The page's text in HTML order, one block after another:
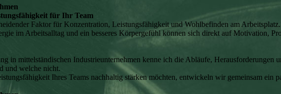
für Ihr Team
Faktor für Konzentration, Leistungsfähigkeit und Wohlbefinden am Arbeitsplatz.
im Arbeitsalltag und ein besseres Körpergefühl können sich direkt auf Motivation,
in mittelständischen Industrieunternehmen kenne ich die Abläufe,
und welche nicht.
Ihres Teams nachhaltig stärken möchten, entwickeln wir gemeinsam ein